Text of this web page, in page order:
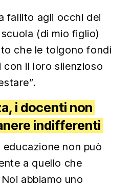
fallito agli occhi dei
(di mio figlio)
che le tolgono fondi
con il loro silenzioso
i docenti non
indifferenti
educazione non può
a quello che
Noi abbiamo uno